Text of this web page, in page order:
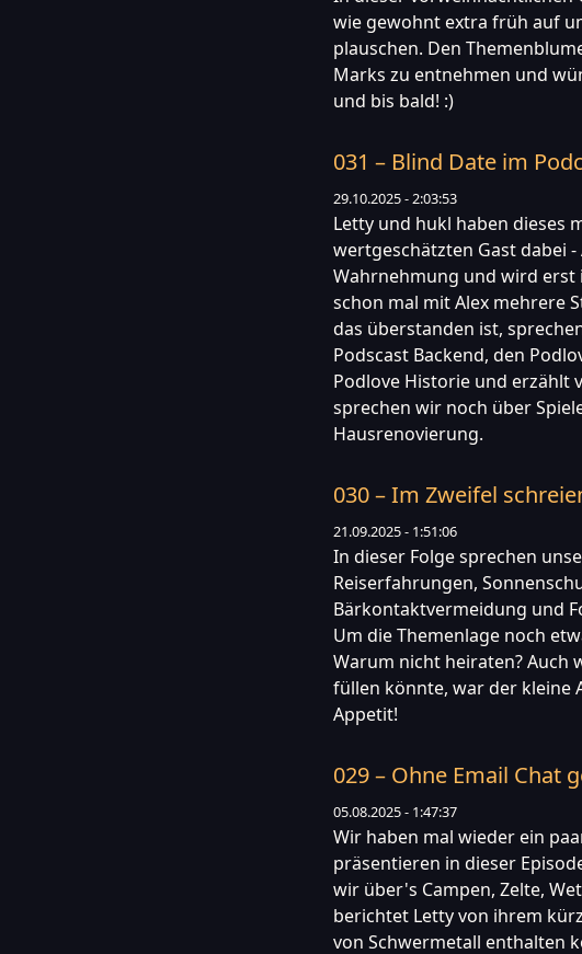
wie gewohnt extra früh auf
plauschen. Den
Marks zu entnehmen und
und bis bald! :)
031 – Blind Date im
29.10.2025 - 2:03:53
Letty und hukl haben dieses
wertgeschätzten Gast dabei
Wahrnehmung und wird erst
schon mal mit Alex mehrere
das überstanden ist,
Podscast Backend, den
Podlove Historie und erzählt
sprechen wir noch über
Hausrenovierung.
030 – Im Zweifel
21.09.2025 - 1:51:06
In dieser Folge sprechen
Reiserfahrungen,
Bärkontaktvermeidung und
Um die Themenlage noch
Warum nicht heiraten? Auch
füllen könnte, war der kleine
Appetit!
029 – Ohne Email Chat
05.08.2025 - 1:47:37
Wir haben mal wieder ein
präsentieren in dieser
wir über's Campen, Zelte,
berichtet Letty von ihrem
von Schwermetall enthalten